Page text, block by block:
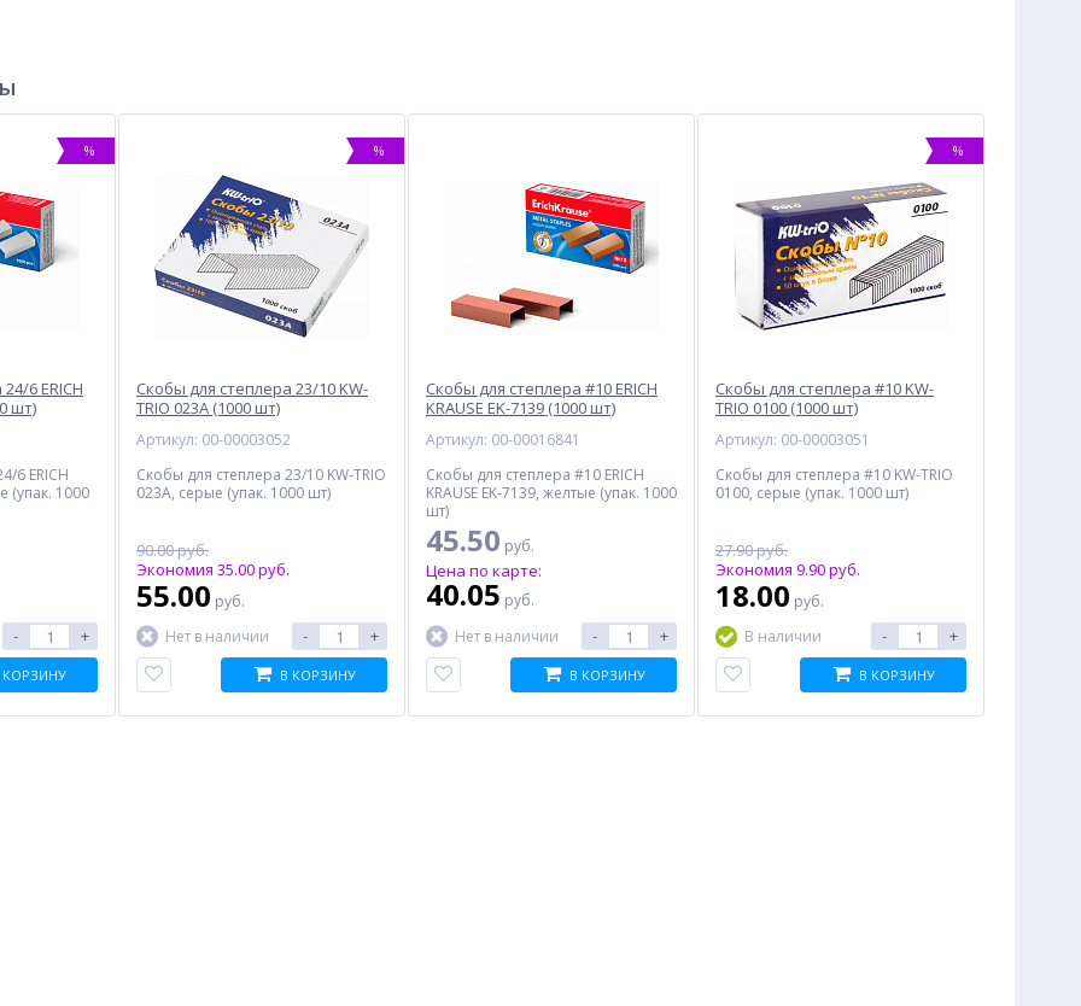
%
6 ERICH
шт)
6 ERICH
(упак. 1000
- +
КОРЗИНУ
%
Скобы для степлера 23/10 KW-
TRIO 023A (1000 шт)
Артикул: 00-00003052
Скобы для степлера 23/10 KW-TRIO
023A, серые (упак. 1000 шт)
90.00 руб.
Экономия 35.00 руб.
55.00 руб.
Нет в наличии
- +
В КОРЗИНУ
Скобы для степлера #10 ERICH
KRAUSE EK-7139 (1000 шт)
Артикул: 00-00016841
Скобы для степлера #10 ERICH
KRAUSE EK-7139, желтые (упак. 1000
шт)
45.50 руб.
Цена по карте:
40.05 руб.
Нет в наличии
- +
В КОРЗИНУ
%
Скобы для степлера #10 KW-
TRIO 0100 (1000 шт)
Артикул: 00-00003051
Скобы для степлера #10 KW-TRIO
0100, серые (упак. 1000 шт)
27.90 руб.
Экономия 9.90 руб.
18.00 руб.
В наличии
- +
В КОРЗИНУ